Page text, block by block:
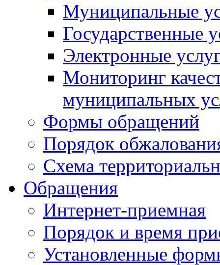
Муниципальные
Государственные
Электронные
Мониторинг
муниципальных
Формы обращений
Порядок
Схема
Обращения
Интернет-приемная
Порядок и время
Установленные